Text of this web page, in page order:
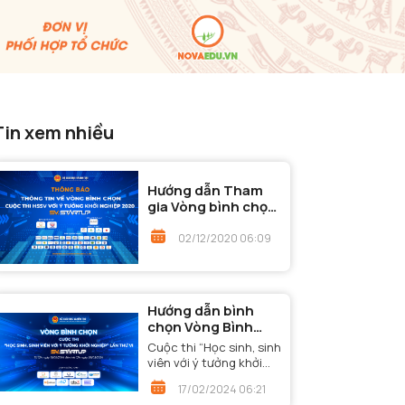
xem nhiều
Hướng dẫn Tham
gia Vòng bình chọn
sinh, sinh viên với ý
02/12/2020 06:09
Hướng dẫn bình
chọn Vòng Bình
chọn - Cuộc thi
“Học sinh, sinh viên
với ý tưởng khởi
nghiệp” lần thứ VI
Cuộc thi “Học sinh, sinh
viên với ý tưởng khởi
nghiệp” lần thứ VI đã
bước đến Vòng Bình
17/02/2024 06:21